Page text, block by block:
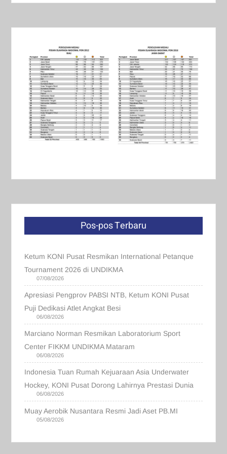
Pos-pos Terbaru
Ketum KONI Pusat Resmikan International Petanque
Tournament 2026 di UNDIKMA
07/08/2026
Apresiasi Pengprov PABSI NTB, Ketum KONI Pusat
Puji Dedikasi Atlet Angkat Besi
06/08/2026
Marciano Norman Resmikan Laboratorium Sport
Center FIKKM UNDIKMA Mataram
06/08/2026
Indonesia Tuan Rumah Kejuaraan Asia Underwater
Hockey, KONI Pusat Dorong Lahirnya Prestasi Dunia
06/08/2026
Muay Aerobik Nusantara Resmi Jadi Aset PB.MI
05/08/2026